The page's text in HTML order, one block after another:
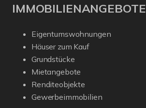
IMMOBILIENANGEBOTE
Eigentumswohnungen
Häuser zum Kauf
Grundstücke
Mietangebote
Renditeobjekte
Gewerbeimmobilien